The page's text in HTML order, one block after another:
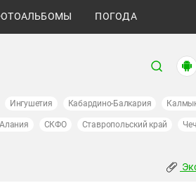
ПОГОДА
Ингушетия Кабардино-Балкария
СКФО Ставропольский край